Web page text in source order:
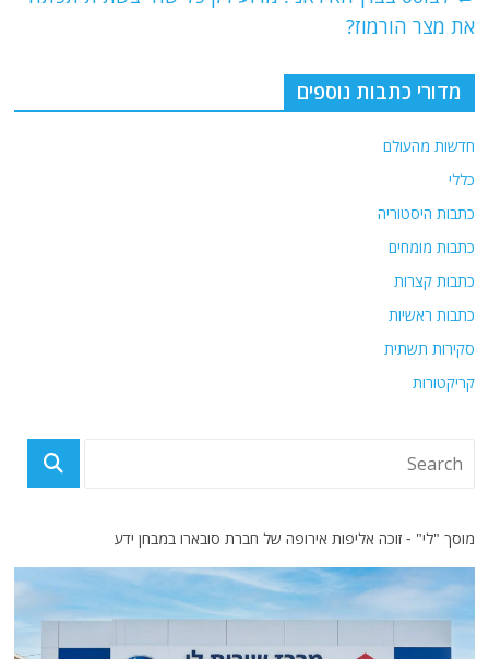
A
p
p
ra
m
o
את מצר הורמוז?
מדורי כתבות נוספים
חדשות מהעולם
כללי
כתבות היסטוריה
כתבות מומחים
כתבות קצרות
כתבות ראשיות
סקירות תשתית
קריקטורות
מוסך "לי" - זוכה אליפות אירופה של חברת סובארו במבחן ידע